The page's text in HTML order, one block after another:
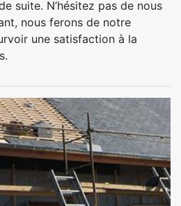
suite. N’hésitez pas de nous
nous ferons de notre
une satisfaction à la